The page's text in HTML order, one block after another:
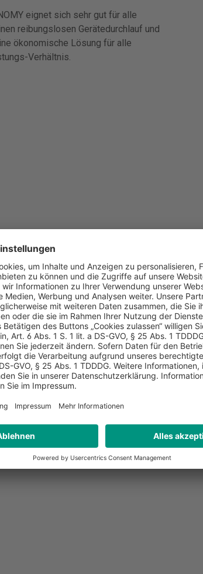
eignet sich sehr gut für alle
reibungslosen Gerätedurchlauf und
ökonomische Lösung für alle
Verhältnis.